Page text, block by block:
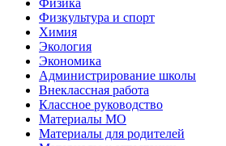
Физкультура и спорт
Химия
Экология
Экономика
Администрирование школы
Внеклассная работа
Классное руководство
Материалы МО
Материалы для родителей